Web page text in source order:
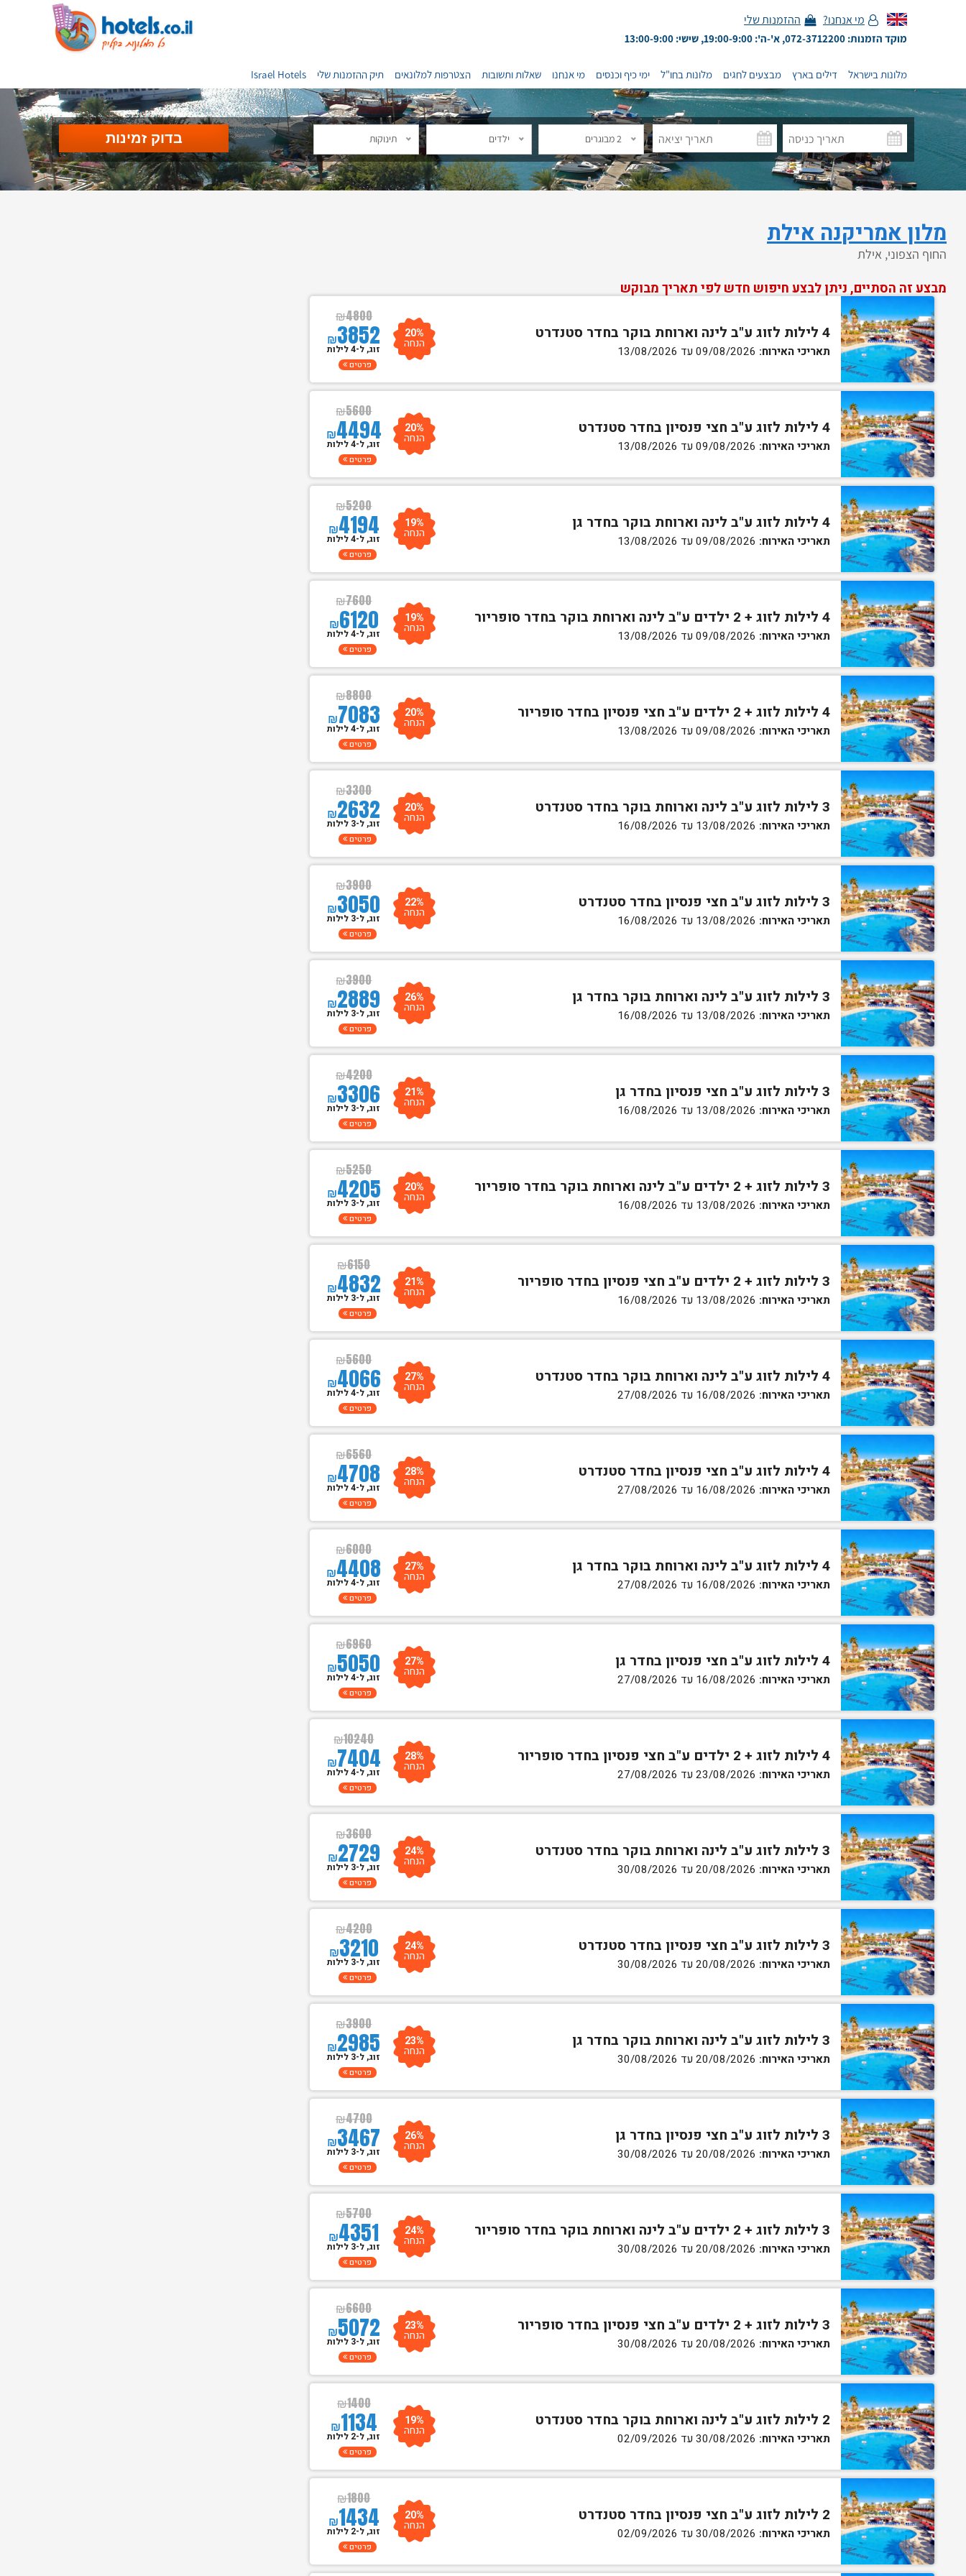
מי אנחנו? ההזמנות שלי
מוקד הזמנות: 072-3712200, א'-ה': 19:00-9:00, שישי: 13:00-9:00
מלונות בישראל דילים בארץ מבצעים לחגים מלונות בחו"ל ימי כיף וכנסים מי אנחנו שאלות ותשובות הצטרפות למלונאים תיק ההזמנות שלי Israel Hotels
2 מבוגרים ילדים תינוקות
מלון אמריקנה אילת
החוף הצפוני, אילת
מבצע זה הסתיים, ניתן לבצע חיפוש חדש לפי תאריך מבוקש
4 לילות לזוג ע"ב לינה וארוחת בוקר בחדר סטנדרט
תאריכי האירוח:
₪4800
₪3852 20%
הנחה זוג, ל-4 לילות
פרטים
4 לילות לזוג ע"ב חצי פנסיון בחדר סטנדרט
תאריכי האירוח:
₪5600
₪4494 20%
הנחה זוג, ל-4 לילות
פרטים
4 לילות לזוג ע"ב לינה וארוחת בוקר בחדר גן
תאריכי האירוח:
₪5200
₪4194 19%
הנחה זוג, ל-4 לילות
פרטים
4 לילות לזוג + 2 ילדים ע"ב לינה וארוחת בוקר בחדר סופריור
תאריכי האירוח:
₪7600
₪6120 19%
הנחה זוג, ל-4 לילות
פרטים
4 לילות לזוג + 2 ילדים ע"ב חצי פנסיון בחדר סופריור
תאריכי האירוח:
₪8800
₪7083 20%
הנחה זוג, ל-4 לילות
פרטים
3 לילות לזוג ע"ב לינה וארוחת בוקר בחדר סטנדרט
תאריכי האירוח:
₪3300
₪2632 20%
הנחה זוג, ל-3 לילות
פרטים
3 לילות לזוג ע"ב חצי פנסיון בחדר סטנדרט
תאריכי האירוח:
₪3900
₪3050 22%
הנחה זוג, ל-3 לילות
פרטים
3 לילות לזוג ע"ב לינה וארוחת בוקר בחדר גן
תאריכי האירוח:
₪3900
₪2889 26%
הנחה זוג, ל-3 לילות
פרטים
3 לילות לזוג ע"ב חצי פנסיון בחדר גן
תאריכי האירוח:
₪4200
₪3306 21%
הנחה זוג, ל-3 לילות
פרטים
3 לילות לזוג + 2 ילדים ע"ב לינה וארוחת בוקר בחדר סופריור
תאריכי האירוח:
₪5250
₪4205 20%
הנחה זוג, ל-3 לילות
פרטים
3 לילות לזוג + 2 ילדים ע"ב חצי פנסיון בחדר סופריור
תאריכי האירוח:
₪6150
₪4832 21%
הנחה זוג, ל-3 לילות
פרטים
4 לילות לזוג ע"ב לינה וארוחת בוקר בחדר סטנדרט
תאריכי האירוח:
₪5600
₪4066 27%
הנחה זוג, ל-4 לילות
פרטים
4 לילות לזוג ע"ב חצי פנסיון בחדר סטנדרט
תאריכי האירוח:
₪6560
₪4708 28%
הנחה זוג, ל-4 לילות
פרטים
4 לילות לזוג ע"ב לינה וארוחת בוקר בחדר גן
תאריכי האירוח:
₪6000
₪4408 27%
הנחה זוג, ל-4 לילות
פרטים
4 לילות לזוג ע"ב חצי פנסיון בחדר גן
תאריכי האירוח:
₪6960
₪5050 27%
הנחה זוג, ל-4 לילות
פרטים
4 לילות לזוג + 2 ילדים ע"ב חצי פנסיון בחדר סופריור
תאריכי האירוח:
₪10240
₪7404 28%
הנחה זוג, ל-4 לילות
פרטים
3 לילות לזוג ע"ב לינה וארוחת בוקר בחדר סטנדרט
תאריכי האירוח:
₪3600
₪2729 24%
הנחה זוג, ל-3 לילות
פרטים
3 לילות לזוג ע"ב חצי פנסיון בחדר סטנדרט
תאריכי האירוח:
₪4200
₪3210 24%
הנחה זוג, ל-3 לילות
פרטים
3 לילות לזוג ע"ב לינה וארוחת בוקר בחדר גן
תאריכי האירוח:
₪3900
₪2985 23%
הנחה זוג, ל-3 לילות
פרטים
3 לילות לזוג ע"ב חצי פנסיון בחדר גן
תאריכי האירוח:
₪4700
₪3467 26%
הנחה זוג, ל-3 לילות
פרטים
3 לילות לזוג + 2 ילדים ע"ב לינה וארוחת בוקר בחדר סופריור
תאריכי האירוח:
₪5700
₪4351 24%
הנחה זוג, ל-3 לילות
פרטים
3 לילות לזוג + 2 ילדים ע"ב חצי פנסיון בחדר סופריור
תאריכי האירוח:
₪6600
₪5072 23%
הנחה זוג, ל-3 לילות
פרטים
2 לילות לזוג ע"ב לינה וארוחת בוקר בחדר סטנדרט
תאריכי האירוח:
₪1400
₪1134 19%
הנחה זוג, ל-2 לילות
פרטים
2 לילות לזוג ע"ב חצי פנסיון בחדר סטנדרט
תאריכי האירוח:
₪1800
₪1434 20%
הנחה זוג, ל-2 לילות
פרטים